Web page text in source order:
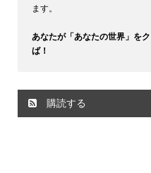
ます。
あなたが「あなたの世界」を
ば！
購読する